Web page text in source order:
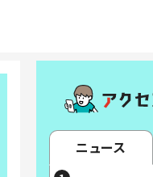
ニュース